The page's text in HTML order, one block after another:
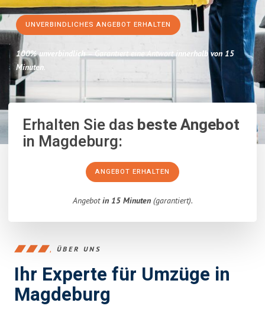
UNVERBINDLICHES ANGEBOT ERHALTEN
100% unverbindlich– Garantiert eine Antwortinnerhalb von 15
Minuten.
Erhalten Sie dasbeste Angebot
in Magdeburg:
ANGEBOT ERHALTEN
Angebotin 15 Minuten(garantiert).
ÜBER UNS
Ihr Experte für Umzüge in
Magdeburg